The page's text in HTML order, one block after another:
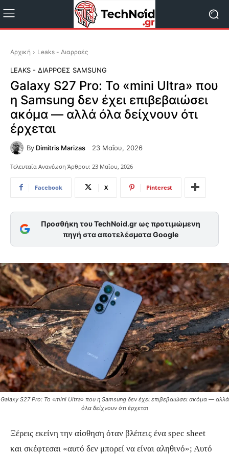
Αρχική Leaks - Διαρροές
LEAKS - ΔΙΑΡΡΟΈΣ SAMSUNG
Galaxy S27 Pro: Το «mini Ultra» που
η Samsung δεν έχει επιβεβαιώσει
ακόμα — αλλά όλα δείχνουν ότι
έρχεται
By Dimitris Marizas 23 Μαΐου, 2026
Τελευταία Ανανέωση Άρθρου: 23 Μαΐου, 2026
Facebook X Pinterest
Προσθήκη του TechNoid.gr ως προτιμώμενη
πηγή στα αποτελέσματα Google
Galaxy S27 Pro: Το «mini Ultra» που η Samsung δεν έχει επιβεβαιώσει ακόμα — αλλά
όλα δείχνουν ότι έρχεται
Ξέρεις εκείνη την αίσθηση όταν βλέπεις ένα spec sheet
και σκέφτεσαι «αυτό δεν μπορεί να είναι αληθινό»; Αυτό